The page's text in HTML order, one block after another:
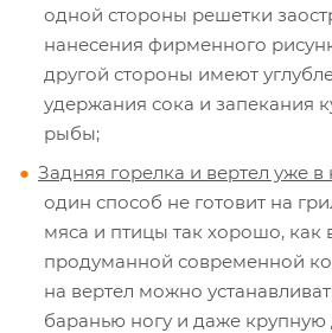
одной стороны решетки
нанесения фирменного
другой стороны имеют
удержания сока и запекания
рыбы;
Задняя горелка и вертел уже в
один способ не готовит на
мяса и птицы так хорошо, как
продуманной современной
на вертел можно
баранью ногу и даже крупную